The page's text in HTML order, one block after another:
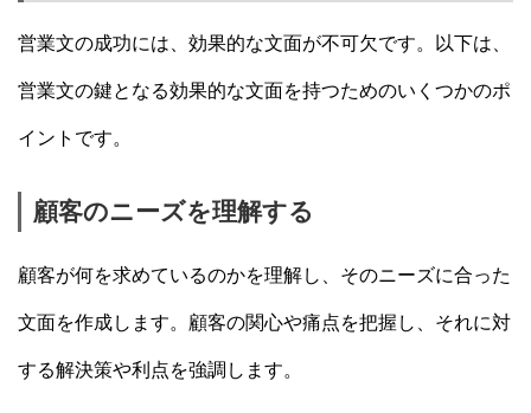
営業文の成功には、効果的な文面が不可欠です。以下は、
営業文の鍵となる効果的な文面を持つためのいくつかのポ
イントです。
顧客のニーズを理解する
顧客が何を求めているのかを理解し、そのニーズに合った
文面を作成します。顧客の関心や痛点を把握し、それに対
する解決策や利点を強調します。